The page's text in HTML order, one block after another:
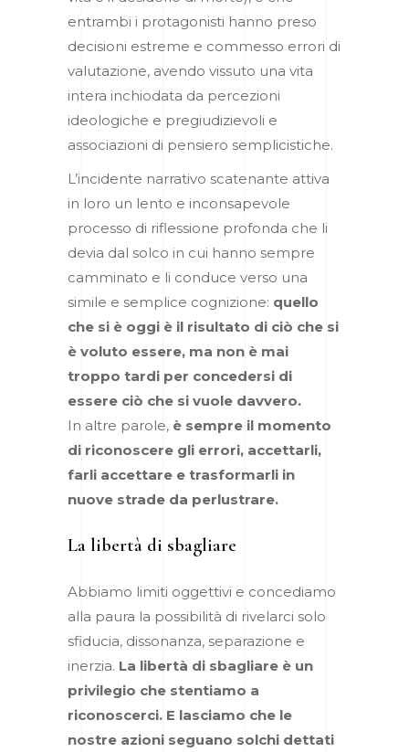
entrambi i protagonisti hanno preso
decisioni estreme e commesso errori di
valutazione, avendo vissuto una vita
intera inchiodata da percezioni
ideologiche e pregiudizievoli e
associazioni di pensiero semplicistiche.
L’incidente narrativo scatenante attiva
in loro un lento e inconsapevole
processo di riflessione profonda che li
devia dal solco in cui hanno sempre
camminato e li conduce verso una
simile e semplice cognizione: quello
che si è oggi è il risultato di ciò che si
è voluto essere, ma non è mai
troppo tardi per concedersi di
essere ciò che si vuole davvero.
In altre parole, è sempre il momento
di riconoscere gli errori, accettarli,
farli accettare e trasformarli in
nuove strade da perlustrare.
La libertà di sbagliare
Abbiamo limiti oggettivi e concediamo
alla paura la possibilità di rivelarci solo
sfiducia, dissonanza, separazione e
inerzia. La libertà di sbagliare è un
privilegio che stentiamo a
riconoscerci. E lasciamo che le
nostre azioni seguano solchi dettati